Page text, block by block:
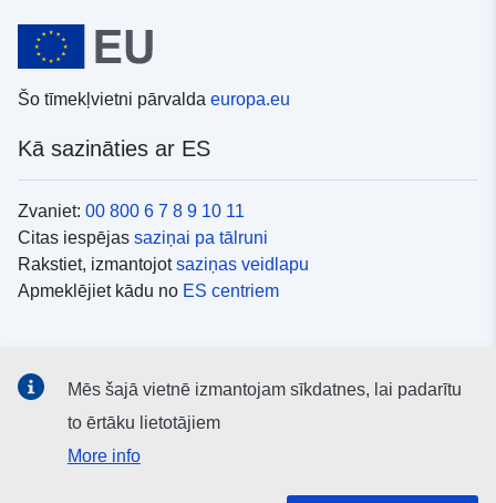
Šo tīmekļvietni pārvalda europa.eu
Kā sazināties ar ES
Zvaniet: 00 800 6 7 8 9 10 11
Citas iespējas saziņai pa tālruni
Rakstiet, izmantojotsaziņas veidlapu
Apmeklējiet kādu no ES centriem
ES kontisociālajos medijos
Mēs šajā vietnē izmantojam sīkdatnes, lai padarītu
to ērtāku lietotājiem
More info